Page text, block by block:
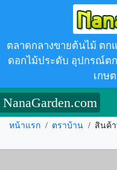
ตลาดกลางขายต้นไม้ ตก
ดอกไม้ประดับ อุปกรณ์ต
เกษ
NanaGarden.com
หน้าแรก / ตราบ้าน / สินค้